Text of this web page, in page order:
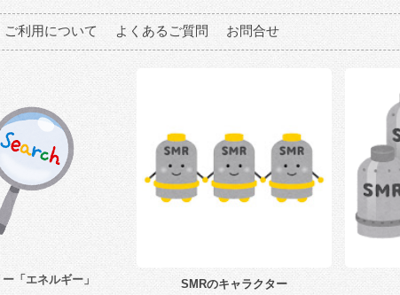
ご利用について よくあるご質問 お問合せ
「エネルギー」 SMRのキャラクター